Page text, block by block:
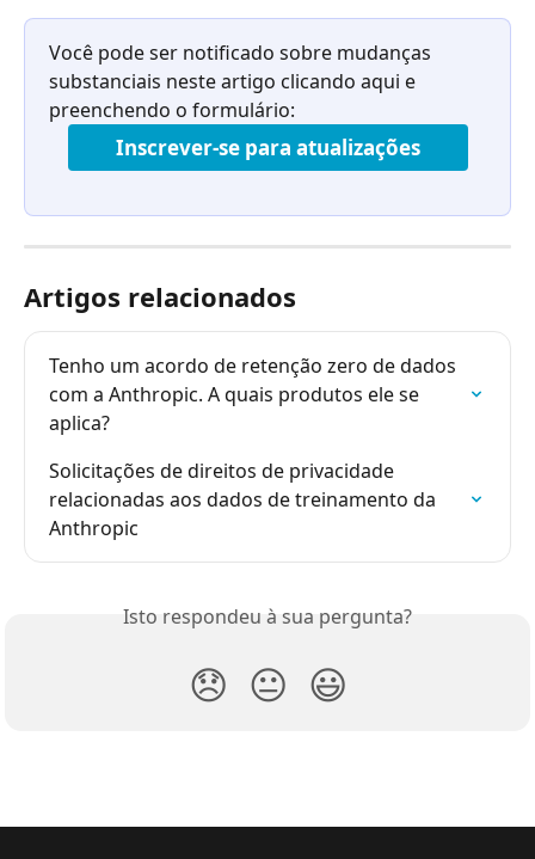
Você pode ser notificado sobre mudanças
substanciais neste artigo clicando aqui e
preenchendo o formulário:
Inscrever-se para atualizações
Artigos relacionados
Tenho um acordo de retenção zero de dados
com a Anthropic. A quais produtos ele se
aplica?
Solicitações de direitos de privacidade
relacionadas aos dados de treinamento da
Anthropic
Isto respondeu à sua pergunta?
😞 😐 😃